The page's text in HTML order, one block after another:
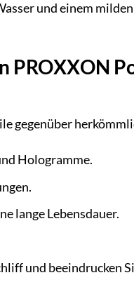
und einem
PROXXON
gegenüber
Hologramme.
lange Lebensdauer.
und beeindrucken